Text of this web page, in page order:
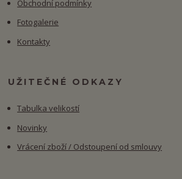
Obchodní podmínky
Fotogalerie
Kontakty
UŽITEČNÉ ODKAZY
Tabulka velikostí
Novinky
Vrácení zboží / Odstoupení od smlouvy